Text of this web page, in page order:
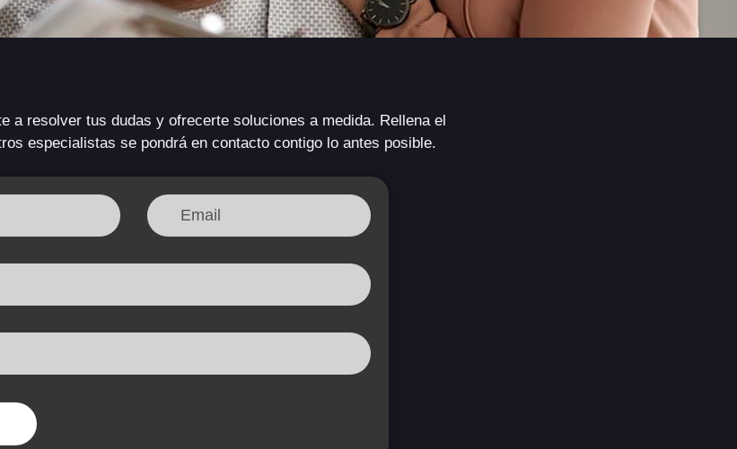
a resolver tus dudas y ofrecerte soluciones a medida. Rellena el
especialistas se pondrá en contacto contigo lo antes posible.